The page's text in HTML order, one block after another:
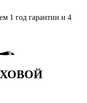
1 год гарантии и 4